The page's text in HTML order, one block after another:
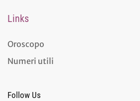
Links
Oroscopo
Numeri utili
Follow Us